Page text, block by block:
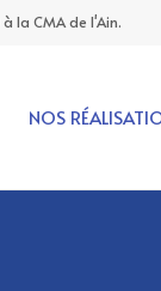
la CMA de l'Ain.
NOS